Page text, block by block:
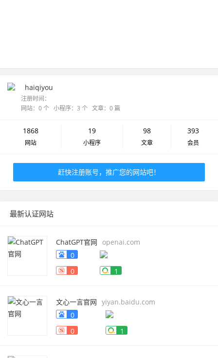
haiqiyou
注册时间：
网站：0 个 小程序：3 个 文章：0 篇
1868
网站
19
小程序
98
文章
393
会员
赶快注册账号，推广您的网站吧！
最新认证网站
ChatGPT官网
openai.com
0
0
1
文心一言官网 yiyan.baidu.com
0
0
1